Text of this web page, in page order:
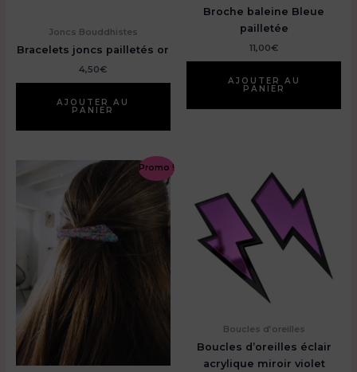
Joncs Bouddhistes
Bracelets joncs pailletés or
4,50€
AJOUTER AU
PANIER
Broche baleine Bleue
pailletée
11,00€
AJOUTER AU
PANIER
Promo !
Boucles d’oreilles
Boucles d’oreilles éclair
acrylique miroir violet